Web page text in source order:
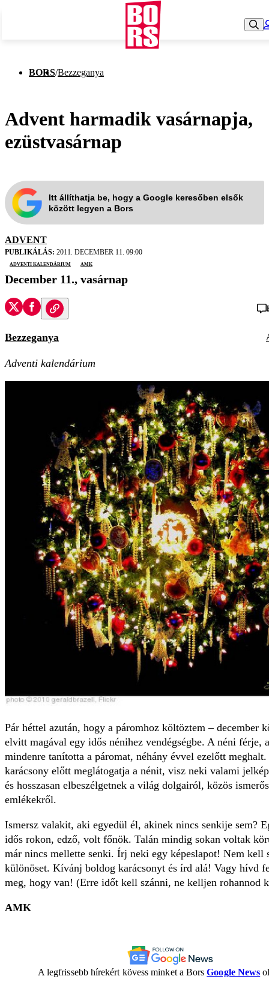
BORS/Bezzeganya
Advent harmadik vasárnapja,
ezüstvasárnap
Itt állíthatja be, hogy a Google keresőben elsők
között legyen a Bors
ADVENT
PUBLIKÁLÁS: 2011. DECEMBER 11. 09:00
adventi kalendárium
AMK
December 11., vasárnap
Bezzeganya
Adventi kalendárium
Pár héttel azután, hogy a páromhoz költöztem – december
elvitt magával egy idős nénihez vendégségbe. A néni férje,
mindenre tanította a páromat, néhány évvel ezelőtt
karácsony előtt meglátogatja a nénit, visz neki valami
és hosszasan elbeszélgetnek a világ dolgairól, közös
emlékekről.
Ismersz valakit, aki egyedül él, akinek nincs senkije sem?
idős rokon, edző, volt főnök. Talán mindig sokan voltak
már nincs mellette senki. Írj neki egy képeslapot! Nem kell
különöset. Kívánj boldog karácsonyt és írd alá! Vagy hívd
meg, hogy van! (Erre időt kell szánni, ne kelljen rohannod
AMK
A legfrissebb hírekért kövess minket a BorsGoogle News